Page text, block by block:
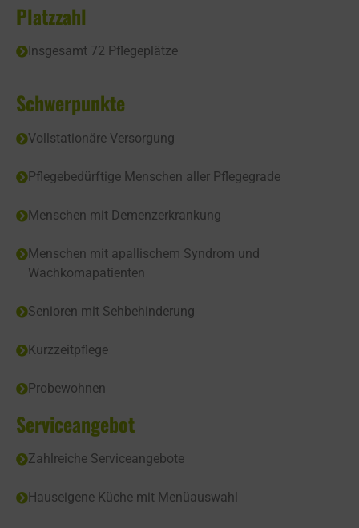
Platzzahl
Insgesamt 72 Pflegeplätze
Schwerpunkte
Vollstationäre Versorgung
Pflegebedürftige Menschen aller Pflegegrade
Menschen mit Demenzerkrankung
Menschen mit apallischem Syndrom und
Wachkomapatienten
Senioren mit Sehbehinderung
Kurzzeitpflege
Probewohnen
Serviceangebot
Zahlreiche Serviceangebote
Hauseigene Küche mit Menüauswahl